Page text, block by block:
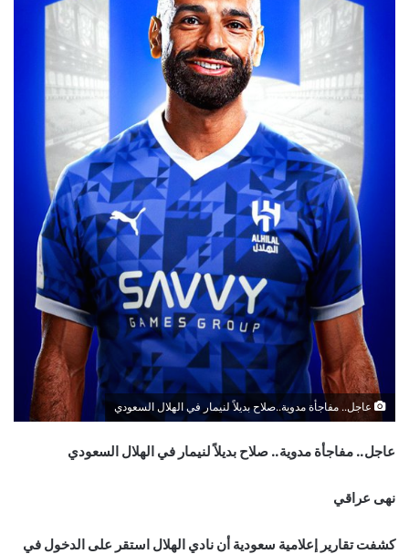
عاجل.. مفاجأة مدوية..صلاح بديلاً لنيمار في الهلال السعودي
عاجل.. مفاجأة مدوية.. صلاح بديلاً لنيمار في الهلال السعودي
نهى عراقي
كشفت تقارير إعلامية سعودية أن نادي الهلال استقر على الدخول في